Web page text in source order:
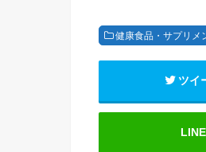
健康食品・サプリメ
ツイ
LINE